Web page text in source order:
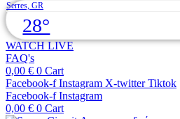
Serres, GR
28°
WATCH LIVE
FAQ's
0,00 € 0 Cart
Facebook-f Instagram X-twitter Tiktok
Facebook-f Instagram
0,00 € 0 Cart